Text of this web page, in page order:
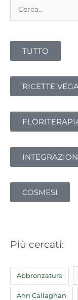
r
TUTTO
RICETTE
COSMESI
Più cercati:
Abbronzatura
Ann Callaghan